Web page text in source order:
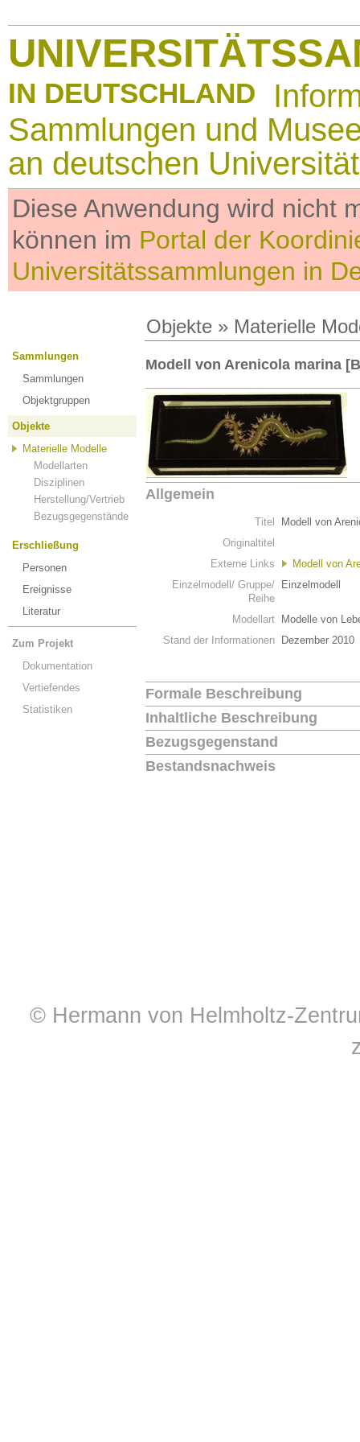
IN DEUTSCHLAND
Sammlungen und
an deutschen
Diese Anwendung wird nicht
können im Portal der
Universitätssammlungen in
Objekte » Materielle
Sammlungen
Sammlungen
Objektgruppen
Objekte
Materielle Modelle
Modellarten
Disziplinen
Herstellung/Vertrieb
Bezugsgegenstände
Erschließung
Personen
Ereignisse
Literatur
Zum Projekt
Dokumentation
Vertiefendes
Statistiken
Modell von Arenicola marina
Allgemein
Titel
Modell von
Originaltitel
Externe Links
Modell von
Einzelmodell/ Gruppe/
Reihe
Einzelmodell
Modellart
Modelle von
Stand der Informationen
Dezember 2010
Formale Beschreibung
Inhaltliche Beschreibung
Bezugsgegenstand
Bestandsnachweis
© Hermann von Helmholtz-